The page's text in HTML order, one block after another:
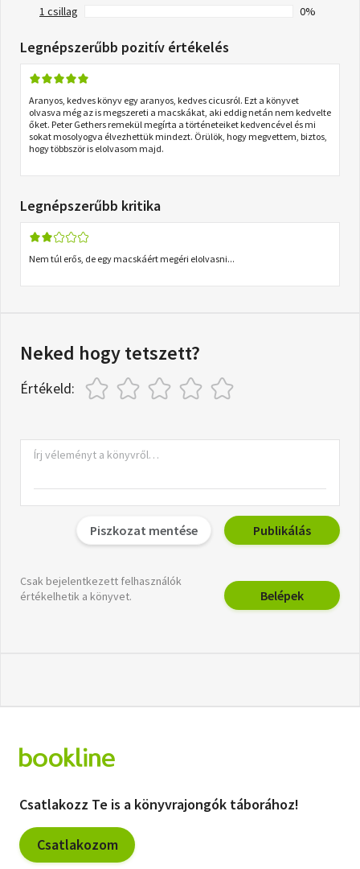
1 csillag
0%
Legnépszerűbb pozitív értékelés
Aranyos, kedves könyv egy aranyos, kedves cicusról. Ezt a könyvet
olvasva még az is megszereti a macskákat, aki eddig netán nem kedvelte
őket. Peter Gethers remekül megírta a történeteiket kedvencével és mi
sokat mosolyogva élvezhettük mindezt. Örülök, hogy megvettem, biztos,
hogy többször is elolvasom majd.
Legnépszerűbb kritika
Nem túl erős, de egy macskáért megéri elolvasni...
Neked hogy tetszett?
Értékeld:
Piszkozat mentése Publikálás
Csak bejelentkezett felhasználók
értékelhetik a könyvet.
Belépek
Csatlakozz Te is a könyvrajongók táborához!
Csatlakozom